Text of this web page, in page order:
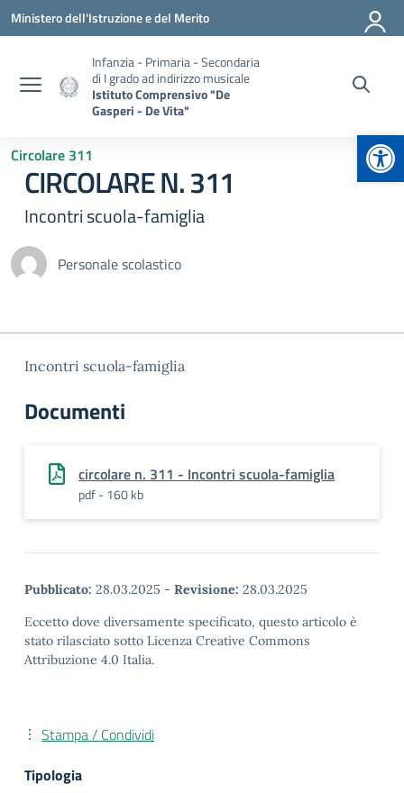
Vai ai contenuti
Vai al menu di navigazione
Vai al footer
Ministero dell'Istruzione e del Merito
Infanzia - Primaria - Secondaria
di I grado ad indirizzo musicale
Istituto Comprensivo "De
Gasperi - De Vita"
Circolare 311
CIRCOLARE N. 311
Incontri scuola-famiglia
Personale scolastico
Incontri scuola-famiglia
Documenti
circolare n. 311 - Incontri scuola-famiglia
pdf - 160 kb
Pubblicato: 28.03.2025 - Revisione: 28.03.2025
Eccetto dove diversamente specificato, questo articolo è
stato rilasciato sotto Licenza Creative Commons
Attribuzione 4.0 Italia.
Stampa / Condividi
Tipologia